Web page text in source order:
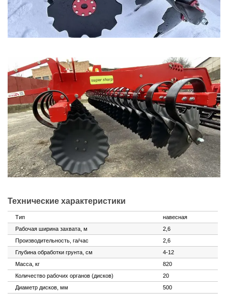
Технические характеристики
Тип
навесная
Рабочая ширина захвата, м
2,6
Производительность, га/час
2,6
Глубина обработки грунта, см
4-12
Масса, кг
820
Количество рабочих органов (дисков)
20
Диаметр дисков, мм
500